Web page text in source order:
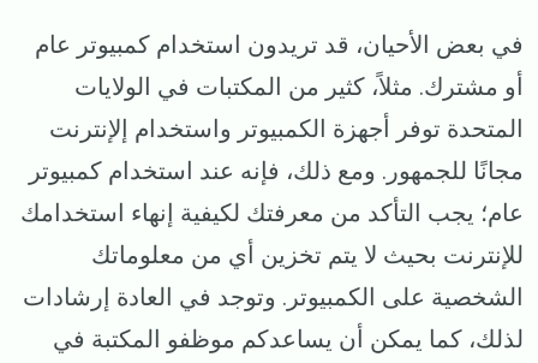
في بعض الأحيان، قد تريدون استخدام كمبيوتر عام
أو مشترك. مثلاً، كثير من المكتبات في الولايات
المتحدة توفر أجهزة الكمبيوتر واستخدام إلإنترنت
مجانًا للجمهور. ومع ذلك، فإنه عند استخدام كمبيوتر
عام؛ يجب التأكد من معرفتك لكيفية إنهاء استخدامك
للإنترنت بحيث لا يتم تخزين أي من معلوماتك
الشخصية على الكمبيوتر. وتوجد في العادة إرشادات
لذلك، كما يمكن أن يساعدكم موظفو المكتبة في